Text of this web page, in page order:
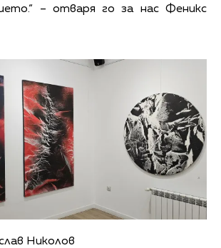
– отваря го за нас Феникс
Николов